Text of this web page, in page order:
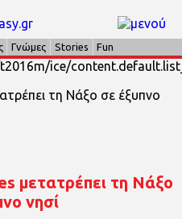
Γνώμες Stories Fun
ice/
μετατρέπει τη Νάξο
νησί